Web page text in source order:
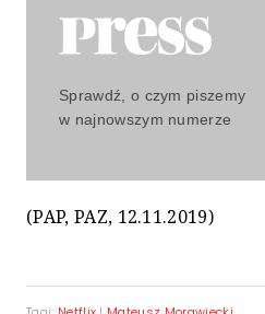
Sprawdź, o czym piszemy
w najnowszym numerze
(PAP, PAZ, 12.11.2019)